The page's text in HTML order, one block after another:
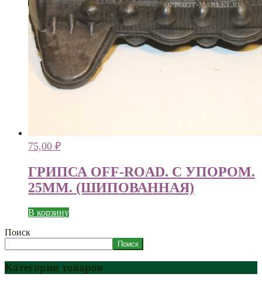
75,00 ₽
ГРИПСА OFF-ROAD. С УПОРОМ.
25ММ. (ШИПОВАННАЯ)
В корзину
Поиск
Поиск
Категории товаров